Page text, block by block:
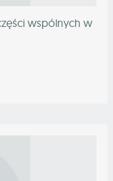
wspólnych w